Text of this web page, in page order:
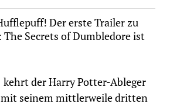
Der erste Trailer zu
The Secrets of Dumbledore ist
kehrt der Harry Potter-Ableger
mit seinem mittlerweile dritten